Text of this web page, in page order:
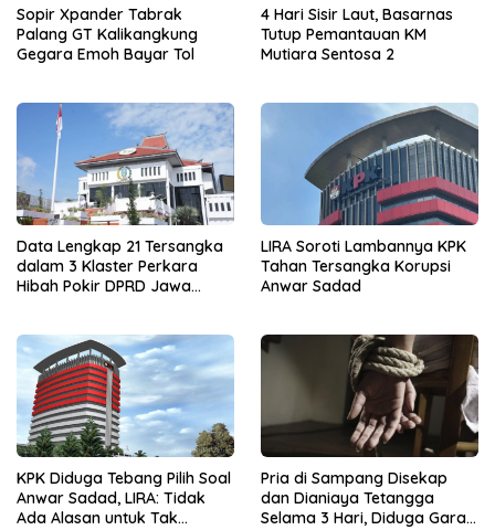
Sopir Xpander Tabrak
Palang GT Kalikangkung
Gegara Emoh Bayar Tol
4 Hari Sisir Laut, Basarnas
Tutup Pemantauan KM
Mutiara Sentosa 2
Data Lengkap 21 Tersangka
dalam 3 Klaster Perkara
Hibah Pokir DPRD Jawa
LIRA Soroti Lambannya KPK
Tahan Tersangka Korupsi
Anwar Sadad
KPK Diduga Tebang Pilih Soal
Anwar Sadad, LIRA: Tidak
Ada Alasan untuk Tak
Pria di Sampang Disekap
dan Dianiaya Tetangga
Selama 3 Hari, Diduga Gara-